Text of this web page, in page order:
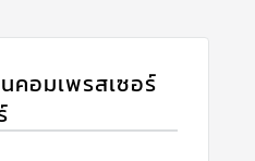
คอมเพรสเซอร์